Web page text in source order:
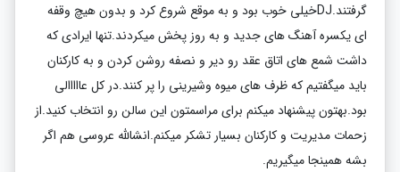
گرفتند.DJخیلی خوب بود و به موقع شروع کرد و بدون هیچ وقفه
ای یکسره آهنگ های جدید و به روز پخش میکردند.تنها ایرادی که
داشت شمع های اتاق عقد رو دیر و نصفه روشن کردن و به کارکنان
باید میگفتیم که ظرف های میوه وشیرینی را پر کنند.در کل عااااالی
بود.بهتون پیشنهاد میکنم برای مراسمتون این سالن رو انتخاب کنید.از
زحمات مدیریت و کارکنان بسیار تشکر میکنم.انشالله عروسی هم اگر
بشه همینجا میگیریم.